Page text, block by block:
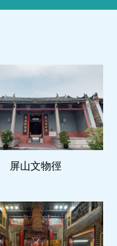
閱讀更多
屏山文物徑